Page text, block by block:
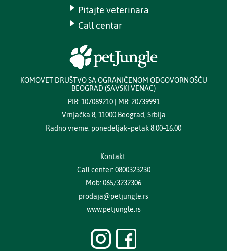
Pitajte veterinara
Call centar
KOMOVET DRUŠTVO SA OGRANIČENOM ODGOVORNOŠĆU
BEOGRAD (SAVSKI VENAC)
PIB: 107089210 | MB: 20739991
Vrnjačka 8, 11000 Beograd, Srbija
Radno vreme: ponedeljak–petak 8.00–16.00
Kontakt:
Call center: 0800323230
Mob: 065/3232306
prodaja@petjungle.rs
www.petjungle.rs